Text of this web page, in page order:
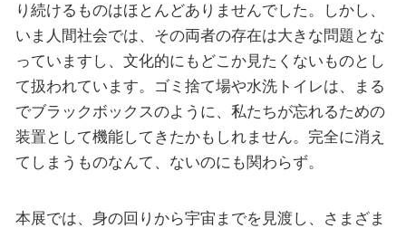
り続けるものはほとんどありませんでした。しかし、
いま人間社会では、その両者の存在は大きな問題とな
っていますし、文化的にもどこか見たくないものとし
て扱われています。ゴミ捨て場や水洗トイレは、まる
でブラックボックスのように、私たちが忘れるための
装置として機能してきたかもしれません。完全に消え
てしまうものなんて、ないのにも関わらず。
本展では、身の回りから宇宙までを見渡し、さまざま